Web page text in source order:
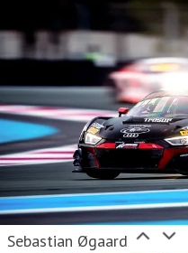
Sebastian Øgaard